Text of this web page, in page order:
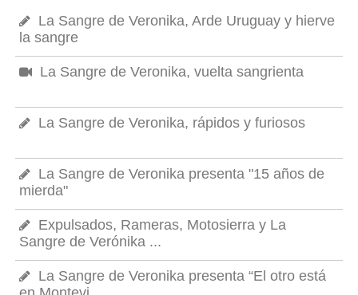
La Sangre de Veronika, Arde Uruguay y hierve
la sangre
La Sangre de Veronika, vuelta sangrienta
La Sangre de Veronika, rápidos y furiosos
La Sangre de Veronika presenta "15 años de
mierda"
Expulsados, Rameras, Motosierra y La
Sangre de Verónika ...
La Sangre de Veronika presenta “El otro está